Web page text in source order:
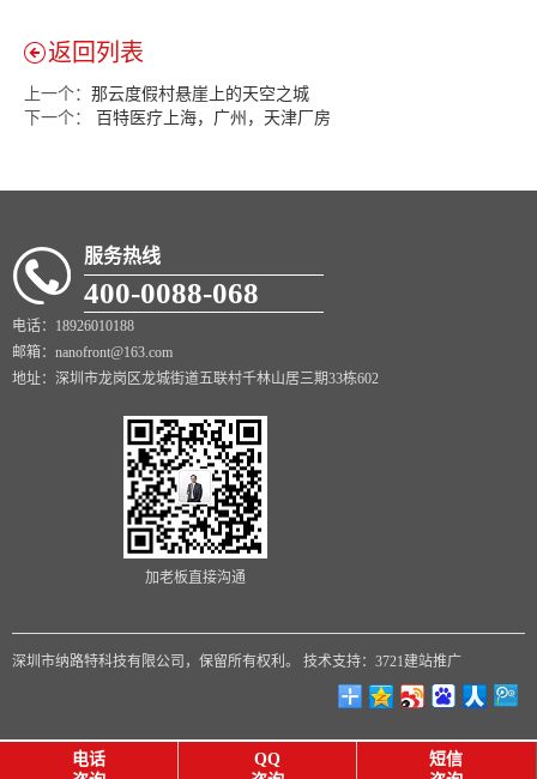
返回列表
上一个： 那云度假村悬崖上的天空之城
下一个：
百特医疗上海，广州，天津厂房
服务热线
400-0088-068
电话：18926010188
邮箱：nanofront@163.com
地址：深圳市龙岗区龙城街道五联村千林山居三期33栋602
加老板直接沟通
深圳市纳路特科技有限公司，保留所有权利。 技术支持：3721建站推广
电话
QQ
短信